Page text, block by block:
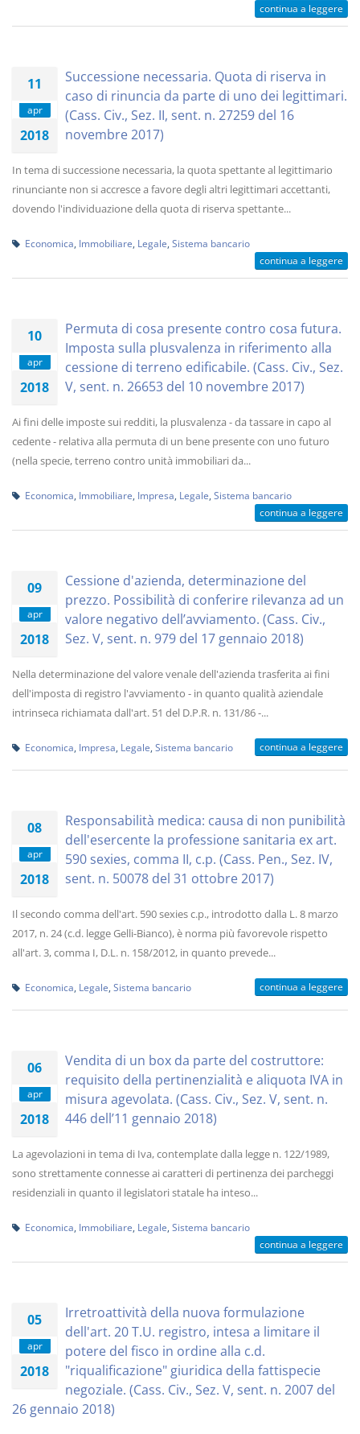
continua a leggere
11
apr
2018
Successione necessaria. Quota di riserva in
caso di rinuncia da parte di uno dei legittimari.
(Cass. Civ., Sez. II, sent. n. 27259 del 16
novembre 2017)
In tema di successione necessaria, la quota spettante al legittimario
rinunciante non si accresce a favore degli altri legittimari accettanti,
dovendo l'individuazione della quota di riserva spettante...
Economica Immobiliare Legale Sistema bancario
continua a leggere
10
apr
2018
Permuta di cosa presente contro cosa futura.
Imposta sulla plusvalenza in riferimento alla
cessione di terreno edificabile. (Cass. Civ., Sez.
V, sent. n. 26653 del 10 novembre 2017)
Ai fini delle imposte sui redditi, la plusvalenza - da tassare in capo al
cedente - relativa alla permuta di un bene presente con uno futuro
(nella specie, terreno contro unità immobiliari da...
Economica Immobiliare Impresa Legale Sistema bancario
continua a leggere
09
apr
2018
Cessione d'azienda, determinazione del
prezzo. Possibilità di conferire rilevanza ad un
valore negativo dell’avviamento. (Cass. Civ.,
Sez. V, sent. n. 979 del 17 gennaio 2018)
Nella determinazione del valore venale dell'azienda trasferita ai fini
dell'imposta di registro l'avviamento - in quanto qualità aziendale
intrinseca richiamata dall'art. 51 del D.P.R. n. 131/86 -...
Economica Impresa Legale Sistema bancario continua a leggere
08
apr
2018
Responsabilità medica: causa di non punibilità
dell'esercente la professione sanitaria ex art.
590 sexies, comma II, c.p. (Cass. Pen., Sez. IV,
sent. n. 50078 del 31 ottobre 2017)
Il secondo comma dell'art. 590 sexies c.p., introdotto dalla L. 8 marzo
2017, n. 24 (c.d. legge Gelli-Bianco), è norma più favorevole rispetto
all'art. 3, comma I, D.L. n. 158/2012, in quanto prevede...
Economica Legale Sistema bancario continua a leggere
06
apr
2018
Vendita di un box da parte del costruttore:
requisito della pertinenzialità e aliquota IVA in
misura agevolata. (Cass. Civ., Sez. V, sent. n.
446 dell’11 gennaio 2018)
La agevolazioni in tema di Iva, contemplate dalla legge n. 122/1989,
sono strettamente connesse ai caratteri di pertinenza dei parcheggi
residenziali in quanto il legislatori statale ha inteso...
Economica Immobiliare Legale Sistema bancario
continua a leggere
05
apr
2018
Irretroattività della nuova formulazione
dell'art. 20 T.U. registro, intesa a limitare il
potere del fisco in ordine alla c.d.
"riqualificazione" giuridica della fattispecie
negoziale. (Cass. Civ., Sez. V, sent. n. 2007 del
26 gennaio 2018)